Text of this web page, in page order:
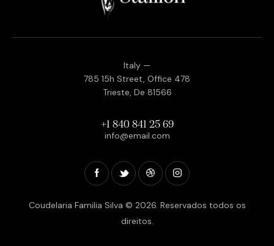
Italy —
785 15h Street, Office 478
Trieste, De 81566
+1 840 841 25 69
info@email.com
Coudelaria Familia Silva © 2026. Reservados todos os
direitos.